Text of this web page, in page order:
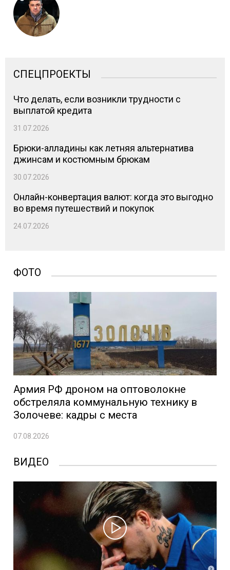
СПЕЦПРОЕКТЫ
Что делать, если возникли трудности с
выплатой кредита
31.07.2026
Брюки-алладины как летняя альтернатива
джинсам и костюмным брюкам
30.07.2026
Онлайн-конвертация валют: когда это выгодно
во время путешествий и покупок
24.07.2026
ФОТО
Армия РФ дроном на оптоволокне
обстреляла коммунальную технику в
Золочеве: кадры с места
07.08.2026
ВИДЕО